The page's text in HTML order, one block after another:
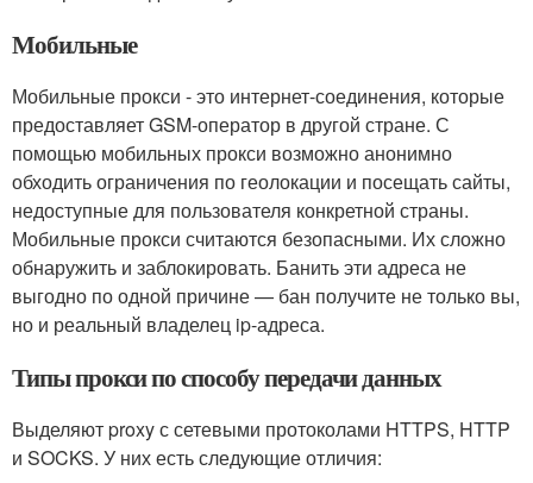
Мобильные
Мобильные прокси - это интернет-соединения, которые
предоставляет GSM-оператор в другой стране. С
помощью мобильных прокси возможно анонимно
обходить ограничения по геолокации и посещать сайты,
недоступные для пользователя конкретной страны.
Мобильные прокси считаются безопасными. Их сложно
обнаружить и заблокировать. Банить эти адреса не
выгодно по одной причине — бан получите не только вы,
но и реальный владелец ip-адреса.
Типы прокси по способу передачи данных
Выделяют proxy с сетевыми протоколами HTTPS, HTTP
и SOCKS. У них есть следующие отличия: